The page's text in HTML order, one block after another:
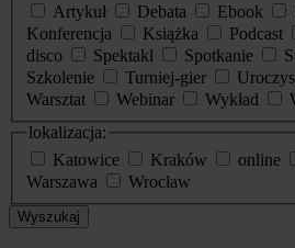
Artykuł
Debata Ebook
Konferencja
Książka Podcast
disco
Spektakl Spotkanie
Szkolenie
Turniej-gier
Warsztat
Webinar Wykład
lokalizacja:
Katowice
Kraków online
Warszawa
Wrocław
Wyszukaj